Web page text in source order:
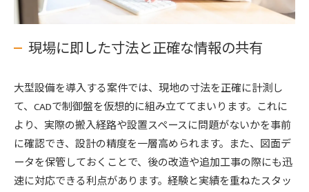
現場に即した寸法と正確な情報の共有
大型設備を導入する案件では、現地の寸法を正確に計測し
て、CADで制御盤を仮想的に組み立ててまいります。これに
より、実際の搬入経路や設置スペースに問題がないかを事前
に確認でき、設計の精度を一層高められます。また、図面デ
ータを保管しておくことで、後の改造や追加工事の際にも迅
速に対応できる利点があります。経験と実績を重ねたスタッ